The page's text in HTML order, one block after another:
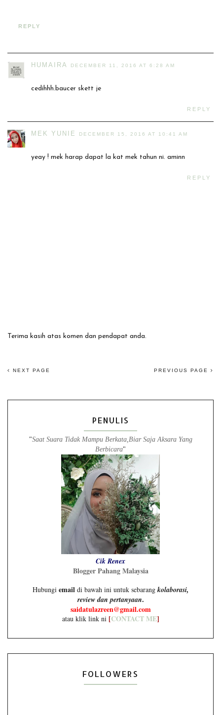
REPLY
HUMAIRA DECEMBER 11, 2016 AT 6:28 AM
cedihhh.baucer skett je
REPLY
MEK YUNIE DECEMBER 15, 2016 AT 10:41 AM
yeay ! mek harap dapat la kat mek tahun ni. aminn
REPLY
Terima kasih atas komen dan pendapat anda.
NEXT PAGE PREVIOUS PAGE
PENULIS
"Saat Suara Tidak Mampu Berkata,Biar Saja Aksara Yang
Berbicara"
Cik Renex
Blogger Pahang Malaysia
Hubungi email di bawah ini untuk sebarangkolaborasi,
review dan pertanyaan.
saidatulazreen@gmail.com
atau klik link ni [CONTACT ME]
FOLLOWERS